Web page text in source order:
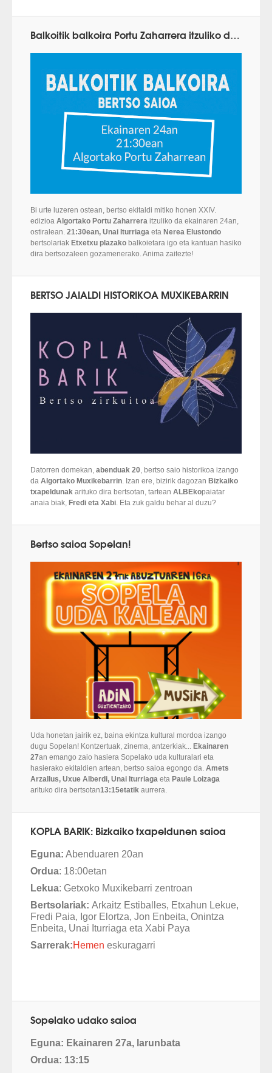
Balkoitik balkoira Portu Zaharrera itzuliko da ekainaren 24an
Bi urte luzeren ostean, bertso ekitaldi mitiko honen XXIV.
edizioa Algortako Portu Zaharrera itzuliko da ekainaren 24an,
ostiralean. 21:30ean, Unai Iturriaga eta Nerea Elustondo
bertsolariak Etxetxu plazako balkoietara igo eta kantuan hasiko
dira bertsozaleen gozamenerako. Anima zaitezte!
BERTSO JAIALDI HISTORIKOA MUXIKEBARRIN
Datorren domekan, abenduak 20 , bertso saio historikoa izango
da Algortako Muxikebarrin . Izan ere, bizirik dagozan Bizkaiko
txapeldunak arituko dira bertsotan, tartean ALBEkopaiatar
anaia biak, Fredi eta Xabi . Eta zuk galdu behar al duzu?
Bertso saioa Sopelan!
Uda honetan jairik ez, baina ekintza kultural mordoa izango
dugu Sopelan! Kontzertuak, zinema, antzerkiak... Ekainaren
27an emango zaio hasiera Sopelako uda kulturalari eta
hasierako ekitaldien artean, bertso saioa egongo da. Amets
Arzallus, Uxue Alberdi, Unai Iturriaga eta Paule Loizaga
arituko dira bertsotan13:15etatik aurrera.
KOPLA BARIK: Bizkaiko txapeldunen saioa
Eguna: Abenduaren 20an
Ordua: 18:00etan
Lekua: Getxoko Muxikebarri zentroan
Bertsolariak: Arkaitz Estiballes, Etxahun Lekue,
Fredi Paia, Igor Elortza, Jon Enbeita, Onintza
Enbeita, Unai Iturriaga eta Xabi Paya
Sarrerak:Hemen eskuragarri
Sopelako udako saioa
Eguna: Ekainaren 27a, larunbata
Ordua: 13:15